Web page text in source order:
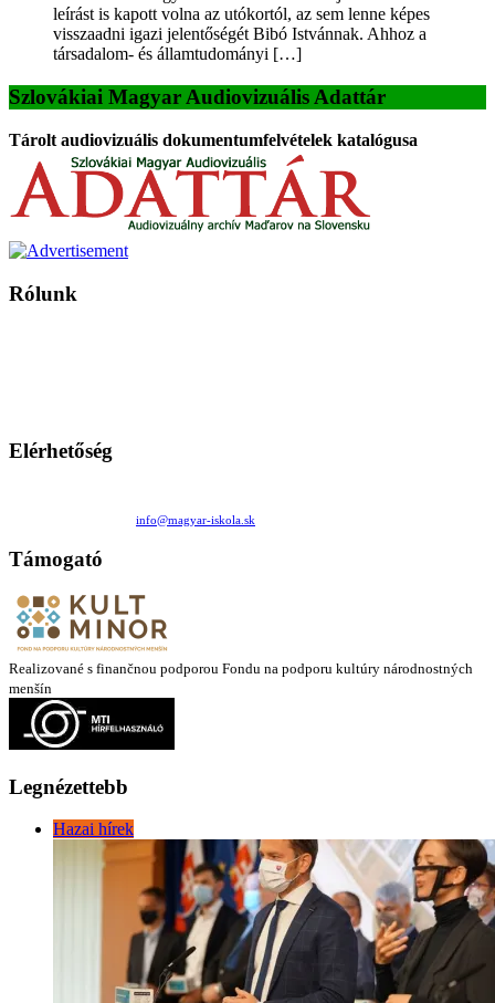
leírást is kapott volna az utókortól, az sem lenne képes
visszaadni igazi jelentőségét Bibó Istvánnak. Ahhoz a
társadalom- és államtudományi […]
Szlovákiai Magyar Audiovizuális Adattár
Tárolt audiovizuális dokumentumfelvételek katalógusa
Rólunk
Elérhetőség
info@magyar-iskola.sk
Támogató
Realizované s finančnou podporou Fondu na podporu kultúry národnostných
menšín
Legnézettebb
Hazai hírek